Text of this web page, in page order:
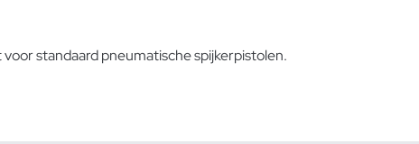
standaard pneumatische spijkerpistolen.